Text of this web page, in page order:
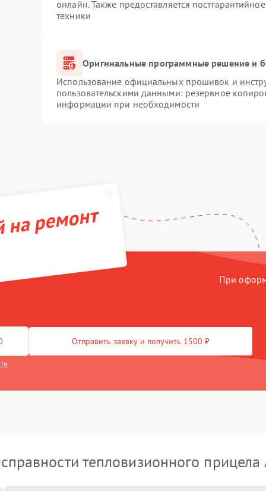
онлайн. Также предоставляется
техники
Оригинальные программные решение и
Использование официальных прошивок и
пользовательскими данными: резервное
информации при необходимости
ремонт
При
Отправить заявку и получить 1500 ₽
тепловизионного прицела